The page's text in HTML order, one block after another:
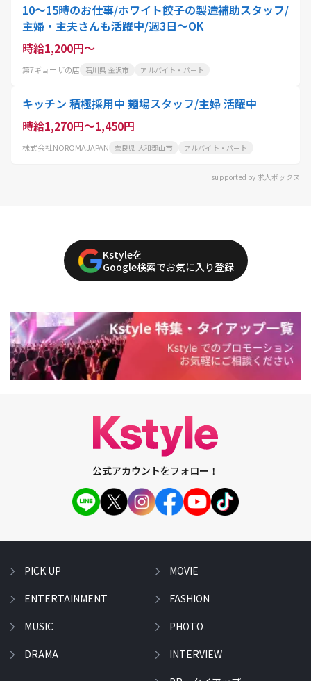
10～15時のお仕事/ホワイト餃子の製造補助スタッフ/
主婦・主夫さんも活躍中/週3日～OK
時給1,200円～
第7ギョーザの店 石川県 金沢市 アルバイト・パート
キッチン 積極採用中 麺場スタッフ/主婦 活躍中
時給1,270円～1,450円
株式会社NOROMAJAPAN 奈良県 大和郡山市 アルバイト・パート
supported by 求人ボックス
Kstyleを
Google検索でお気に入り登録
公式アカウントをフォロー！
PICK UP
ENTERTAINMENT
MUSIC
DRAMA
MOVIE
FASHION
PHOTO
INTERVIEW